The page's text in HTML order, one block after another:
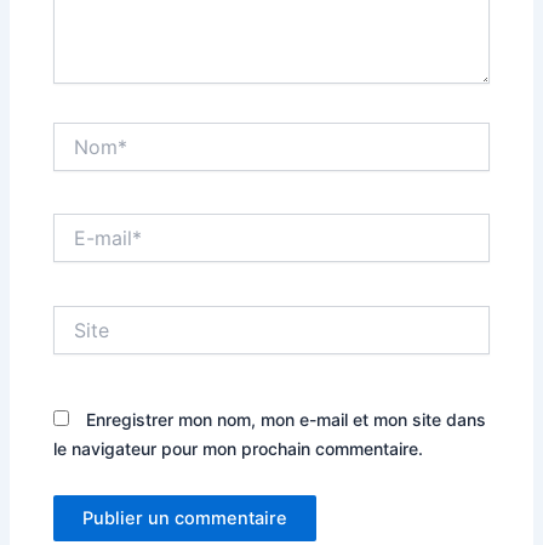
mail*
Enregistrer mon nom, mon e-mail et mon site dans
le navigateur pour mon prochain commentaire.